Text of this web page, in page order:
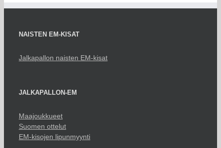
NAISTEN EM-KISAT
Jalkapallon naisten EM-kisat
JALKAPALLON-EM
Maajoukkueet
Suomen ottelut
EM-kisojen lipunmyynti